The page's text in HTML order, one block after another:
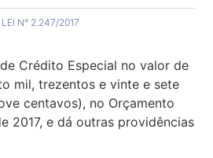
LEI N° 2.247/2017
Crédito Especial no valor de
mil, trezentos e vinte e sete
centavos), no Orçamento
2017, e dá outras providências